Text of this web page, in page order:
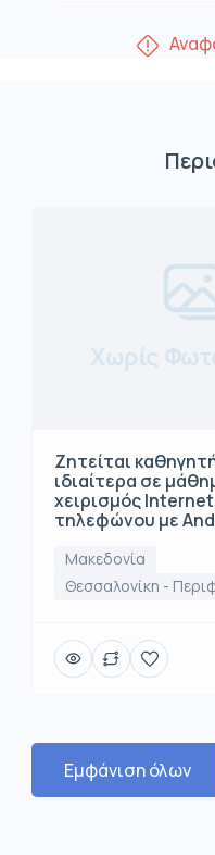
Χωρίς
Ζητείται
ιδιαίτερα σε
χειρισμός Internet
τηλεφώνου με
Μακεδονία
Θεσσαλονίκη -
Εμφάνιση όλων